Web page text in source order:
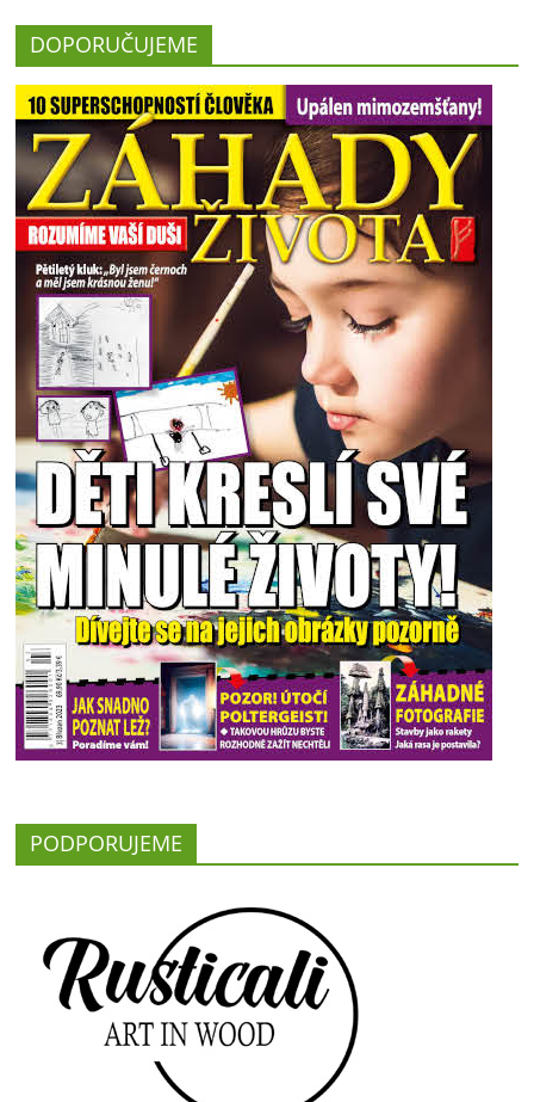
DOPORUČUJEME
PODPORUJEME